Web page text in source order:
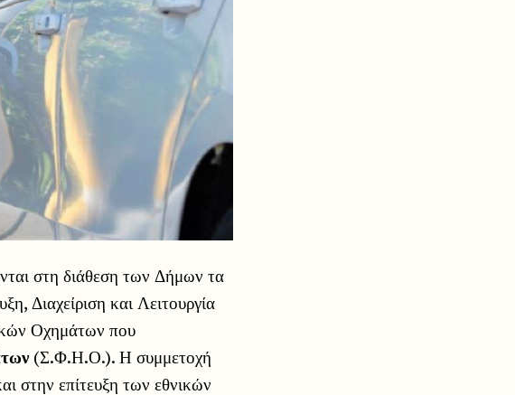
στη διάθεση των Δήμων τα
Διαχείριση και Λειτουργία
Οχημάτων που
(Σ.Φ.Η.Ο.). Η συμμετοχή
στην επίτευξη των εθνικών